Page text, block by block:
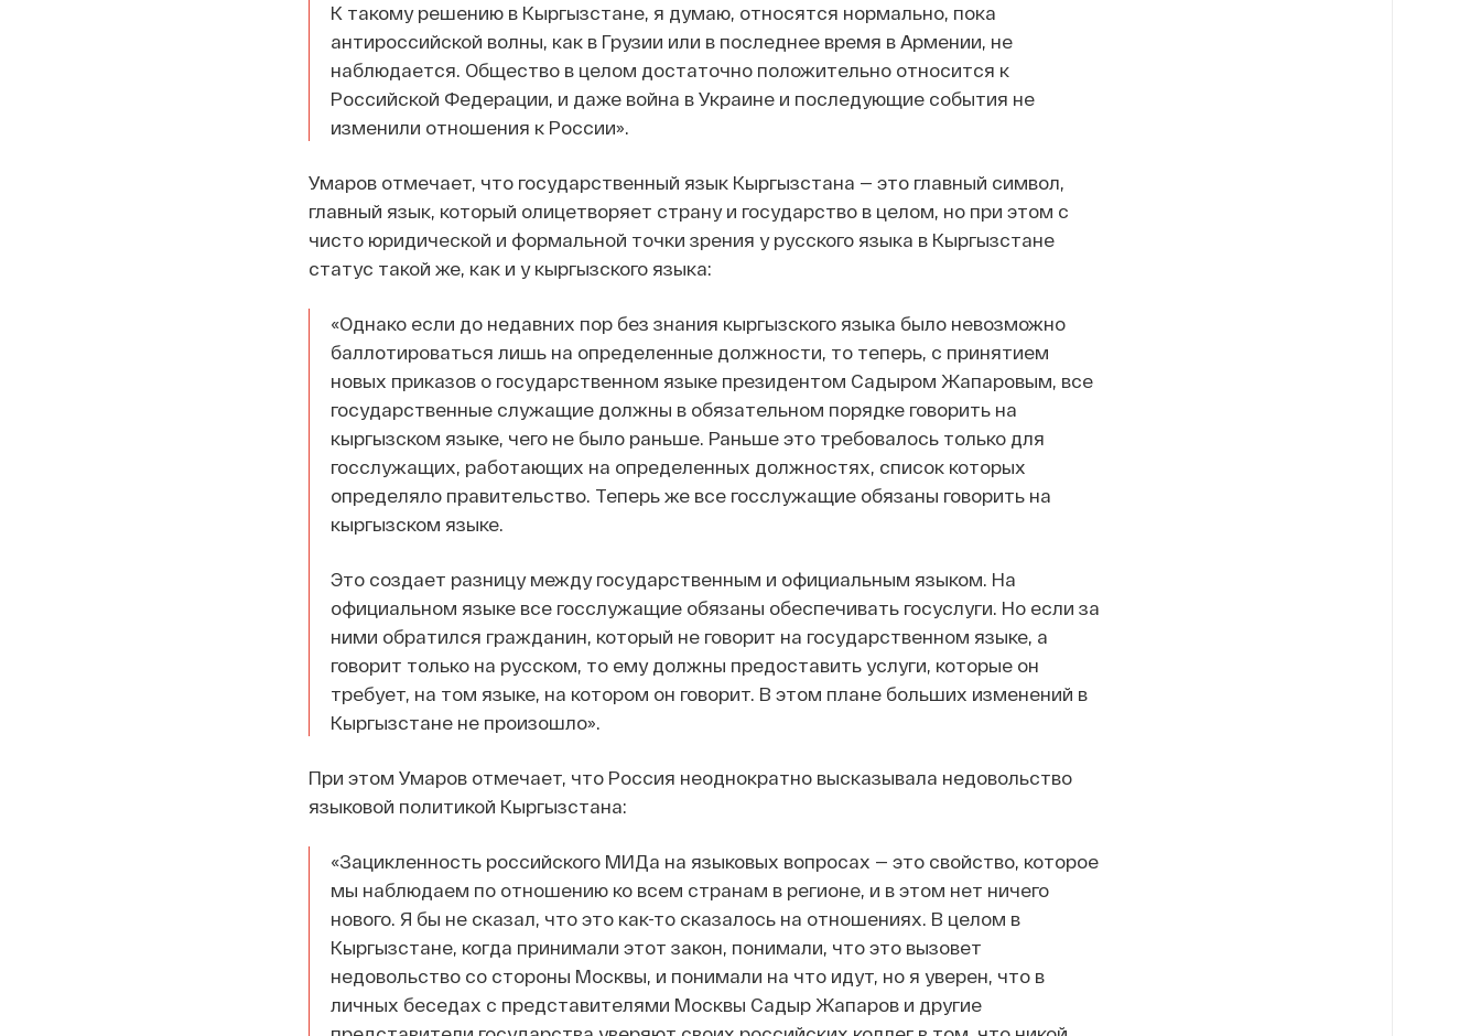
К такому решению в Кыргызстане, я думаю, относятся нормально, пока
антироссийской волны, как в Грузии или в последнее время в Армении, не
наблюдается. Общество в целом достаточно положительно относится к
Российской Федерации, и даже война в Украине и последующие события не
изменили отношения к России».
Умаров отмечает, что государственный язык Кыргызстана — это главный символ,
главный язык, который олицетворяет страну и государство в целом, но при этом с
чисто юридической и формальной точки зрения у русского языка в Кыргызстане
статус такой же, как и у кыргызского языка:
«Однако если до недавних пор без знания кыргызского языка было невозможно
баллотироваться лишь на определенные должности, то теперь, с принятием
новых приказов о государственном языке президентом Садыром Жапаровым, все
государственные служащие должны в обязательном порядке говорить на
кыргызском языке, чего не было раньше. Раньше это требовалось только для
госслужащих, работающих на определенных должностях, список которых
определяло правительство. Теперь же все госслужащие обязаны говорить на
кыргызском языке.
Это создает разницу между государственным и официальным языком. На
официальном языке все госслужащие обязаны обеспечивать госуслуги. Но если за
ними обратился гражданин, который не говорит на государственном языке, а
говорит только на русском, то ему должны предоставить услуги, которые он
требует, на том языке, на котором он говорит. В этом плане больших изменений в
Кыргызстане не произошло».
При этом Умаров отмечает, что Россия неоднократно высказывала недовольство
языковой политикой Кыргызстана:
«Зацикленность российского МИДа на языковых вопросах — это свойство, которое
мы наблюдаем по отношению ко всем странам в регионе, и в этом нет ничего
нового. Я бы не сказал, что это как-то сказалось на отношениях. В целом в
Кыргызстане, когда принимали этот закон, понимали, что это вызовет
недовольство со стороны Москвы, и понимали на что идут, но я уверен, что в
личных беседах с представителями Москвы Садыр Жапаров и другие